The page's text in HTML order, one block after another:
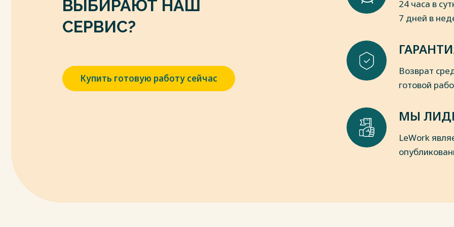
4) Бондаренко, В. В. Повышение эффективности в системе госуправления на
основе разработки квалификационных требований к замещению должностей
государственных гражданских служащих / В. В. Бондаренко, М. А. Танина, В. А.
Юдина // Теоретико-методологические подходы к формированию системы
развития предприятий, комплексов, регионов / Под общей редакцией
В.В.Бондаренко, Ф.Е.Удалова. – Пенза : Пензенская государственная
сельскохозяйственная академия, 2015. – С. 40-55. – EDN UJQGEJ.
системе российского общества : монография / Г. А. Борщевский. — Москва :
Издательство Юрайт, 2022. — 293 с. — (Актуальные монографии). — ISBN 978-
5-534-05726-3. — Текст : электронный // Образовательная платформа Юрайт
7) Дёмин, А. А. Государственная служба в Российской Федерации : учебник для
ВЫБИРАЮТ НАШ
СЕРВИС?
Купить готовую работу сейчас
24 часа в
7 дней в
Возврат
готовой
МЫ
LeWork